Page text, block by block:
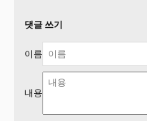
댓글 쓰기
이름
내용